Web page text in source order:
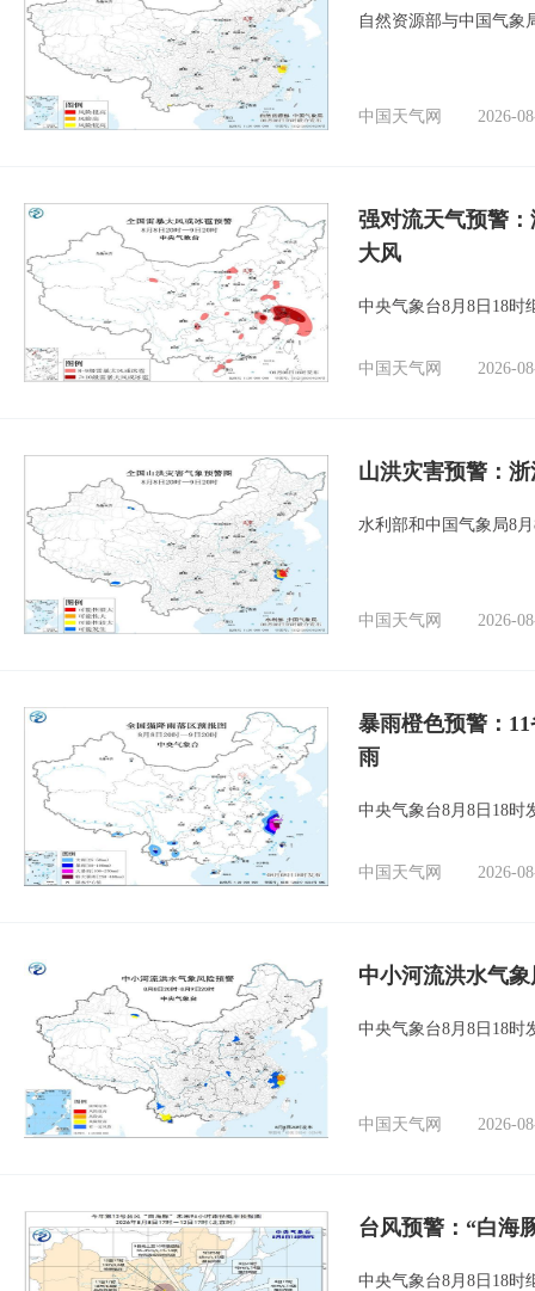
自然资源部与中国气象
中国天气网 2026-
强对流天气预警
大风
中央气象台8月8日18时
中国天气网 2026-
山洪灾害预警：
水利部和中国气象局8
中国天气网 2026-
暴雨橙色预警：
雨
中央气象台8月8日18时
中国天气网 2026-
中小河流洪水气
中央气象台8月8日18时
中国天气网 2026-
台风预警：“白海
中央气象台8月8日18时